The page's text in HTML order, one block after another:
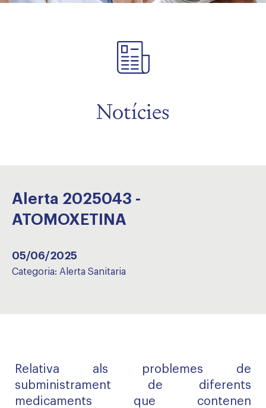
Notícies
Alerta 2025043 -
ATOMOXETINA
05/06/2025
Categoria: Alerta Sanitaria
Relativa als problemes de
subministrament de diferents
medicaments que contenen